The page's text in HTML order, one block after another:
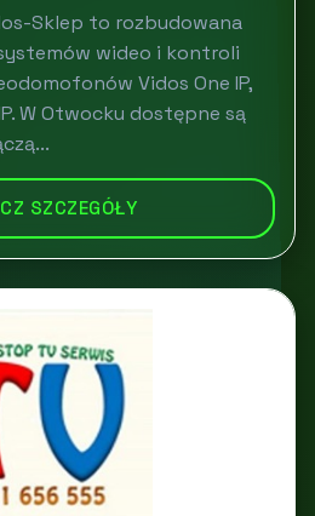
Sklep to rozbudowana
wideo i kontroli
Vidos One IP,
W Otwocku dostępne są
SZCZEGÓŁY